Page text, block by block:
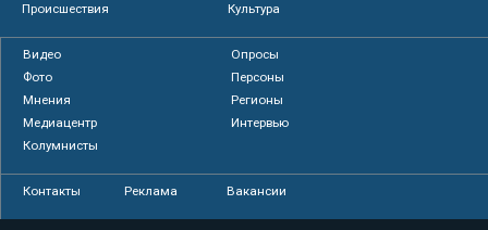
Происшествия
Культура
Видео
Опросы
Фото
Персоны
Мнения
Регионы
Медиацентр
Интервью
Колумнисты
Контакты Реклама Вакансии